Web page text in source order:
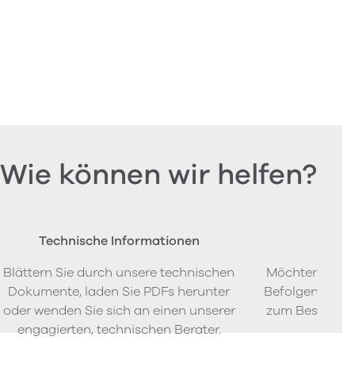
Wie können wir helfen?
Technische Informationen
Blättern Sie durch unsere technischen
Dokumente, laden Sie PDFs herunter
oder wenden Sie sich an einen unserer
engagierten, technischen Berater.
Möchten Sie
Befolgen Sie
zum